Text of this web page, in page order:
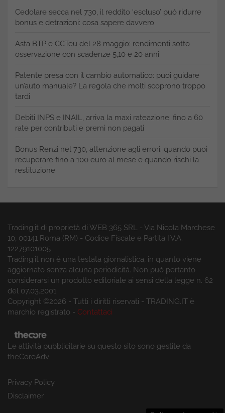
Cedolare secca nel 730, il reddito ‘escluso’ può ridurre
bonus e detrazioni: cosa sapere davvero
Asta BTP e CCTeu del 28 maggio: rendimenti sotto
osservazione con scadenze 5,10 e 20 anni
Patente presa con il cambio automatico: puoi guidare
un’auto manuale? La regola che molti scoprono troppo
tardi
Debiti INPS e INAIL, arriva la maxi rateazione: fino a 60
rate per contributi e premi non pagati
Bonus Renzi nel 730, attenzione agli errori: quando puoi
recuperare fino a 100 euro al mese e quando rischi la
restituzione
Trading.it di proprietà di WEB 365 SRL - Via Nicola Marchese
10, 00141 Roma (RM) - Codice Fiscale e Partita I.V.A.
12279101005
Trading.it non è una testata giornalistica, in quanto viene
aggiornato senza alcuna periodicità. Non può pertanto
considerarsi un prodotto editoriale ai sensi della legge n. 62
del 07.03.2001
Copyright ©2026 - Tutti i diritti riservati - TRADING.IT è
marchio registrato - Contattaci
Le attività pubblicitarie su questo sito sono gestite da
theCoreAdv
Privacy Policy
Disclaimer